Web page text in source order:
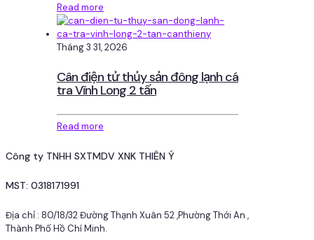
Read more
Tháng 3 31, 2026
Cân điện tử thủy sản đông lạnh cá
tra Vĩnh Long 2 tấn
Read more
Công ty TNHH SXTMDV XNK THIÊN Ý
MST: 0318171991
Địa chỉ : 80/18/32 Đường Thạnh Xuân 52 ,Phường Thới An ,
Thành Phố Hồ Chí Minh.